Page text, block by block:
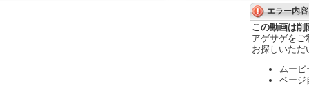
エラー内容
この動画は削
アゲサゲをご
お探しいただ
ムービ
ページ